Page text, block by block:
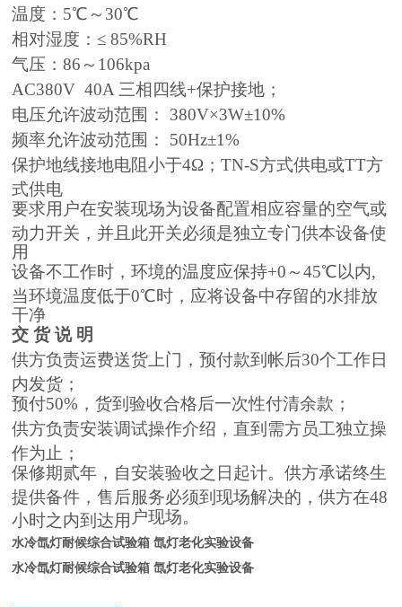
温度：5℃～30℃
相对湿度：≤ 85%RH
气压：86～106kpa
AC380V 40A 三相四线+保护接地；
电压允许波动范围： 380V×3W±10%
频率允许波动范围： 50Hz±1%
保护地线接地电阻小于4Ω；TN-S方式供电或TT方
式供电
要求用户在安装现场为设备配置相应容量的空气或
动力开关，并且此开关必须是独立专门供本设备使
用
设备不工作时，环境的温度应保持+0～45℃以内,
当环境温度低于0℃时，应将设备中存留的水排放
干净
交 货 说 明
供方负责运费送货上门，预付款到帐后30个工作日
内发货；
预付50%，货到验收合格后一次性付清余款；
供方负责安装调试操作介绍，直到需方员工独立操
作为止；
保修期贰年，自安装验收之日起计。供方承诺终生
提供备件，售后服务必须到现场解决的，供方在48
小时之内到达用 户现场。
水冷氙灯耐候综合试验箱 氙灯老化实验设备
水冷氙灯耐候综合试验箱 氙灯老化实验设备